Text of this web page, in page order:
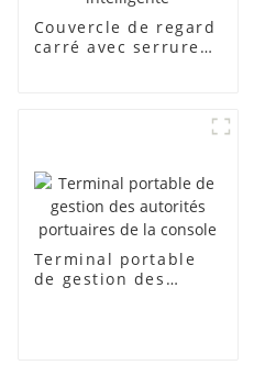
Couvercle de regard
carré avec serrure
Terminal portable
de gestion des